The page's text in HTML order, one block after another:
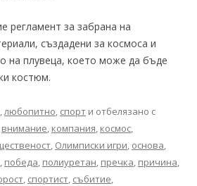
регламент за забрана на
създадени за космоса и
на плувеца, което може да бъде
костюм.
,любопитно, спорт и отбелязано с
внимание, компания, космос,
, Олимписки игри, основа,
, победа, полиуретан, пречка, причина,
, спортист, събитие,